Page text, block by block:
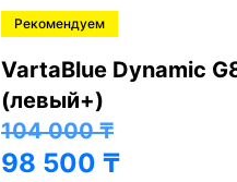
Хорошо
Bars6СТ-90 АПЗ
47 000₸
41 500₸